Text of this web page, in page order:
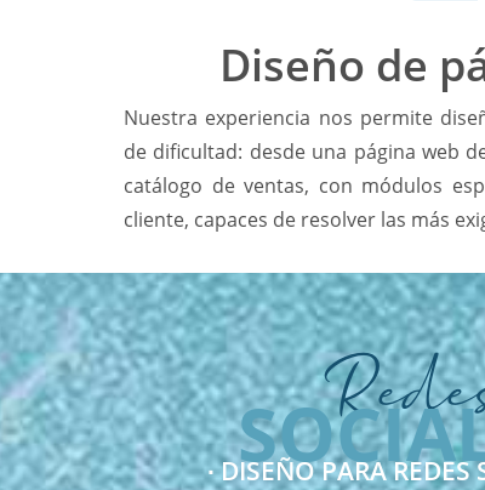
Diseño de
Nuestra experiencia nos permite
de dificultad: desde una página web
catálogo de ventas, con módulos
cliente, capaces de resolver las más
∙ DISEÑO PARA REDES